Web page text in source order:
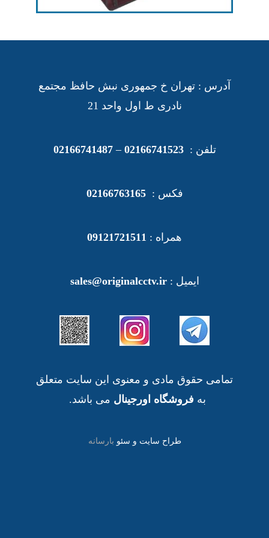
آدرس : تهران خ جمهوری نبش حافظ مجتمع
نادری ط اول واحد 21
تلفن :02166741523
–
02166741487
فکس :02166763165
همراه : 09121721511
ایمیل :sales@originalcctv.ir
تمامی حقوق مادی و معنوی این سایت متعلق
به فروشگاه اورجینال می باشد.
طراح سایت و سئو بارسانه